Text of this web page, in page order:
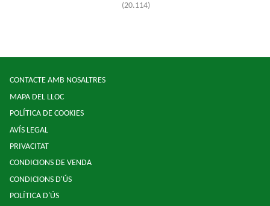
(20.114)
CONTACTE AMB NOSALTRES
MAPA DEL LLOC
POLÍTICA DE COOKIES
AVÍS LEGAL
PRIVACITAT
CONDICIONS DE VENDA
CONDICIONS D'ÚS
POLÍTICA D'ÚS